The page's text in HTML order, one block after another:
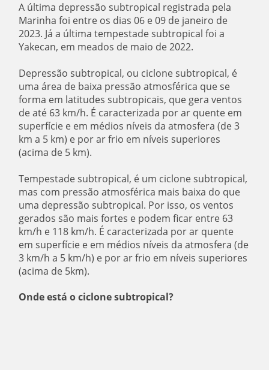
A última depressão subtropical registrada pela
Marinha foi entre os dias 06 e 09 de janeiro de
2023. Já a última tempestade subtropical foi a
Yakecan, em meados de maio de 2022.
Depressão subtropical, ou ciclone subtropical, é
uma área de baixa pressão atmosférica que se
forma em latitudes subtropicais, que gera ventos
de até 63 km/h. É caracterizada por ar quente em
superfície e em médios níveis da atmosfera (de 3
km a 5 km) e por ar frio em níveis superiores
(acima de 5 km).
Tempestade subtropical, é um ciclone subtropical,
mas com pressão atmosférica mais baixa do que
uma depressão subtropical. Por isso, os ventos
gerados são mais fortes e podem ficar entre 63
km/h e 118 km/h. É caracterizada por ar quente
em superfície e em médios níveis da atmosfera (de
3 km/h a 5 km/h) e por ar frio em níveis superiores
(acima de 5km).
Onde está o ciclone subtropical?